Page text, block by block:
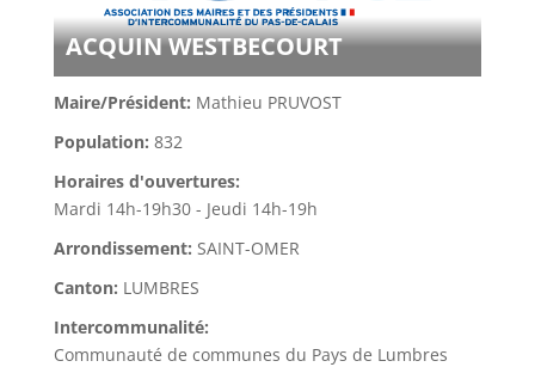
ACQUIN WESTBECOURT
Maire/Président: Mathieu PRUVOST
Population: 832
Horaires d'ouvertures:
Mardi 14h-19h30 - Jeudi 14h-19h
Arrondissement: SAINT-OMER
Canton: LUMBRES
Intercommunalité:
Communauté de communes du Pays de Lumbres